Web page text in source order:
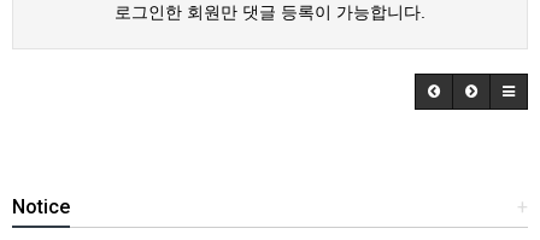
로그인한 회원만 댓글 등록이 가능합니다.
+
Notice